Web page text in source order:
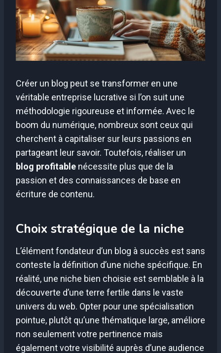
Créer un blog peut se transformer en une
véritable entreprise lucrative si l’on suit une
méthodologie rigoureuse et informée. Avec le
boom du numérique, nombreux sont ceux qui
cherchent à capitaliser sur leurs passions en
partageant leur savoir. Toutefois, réaliser un
blog profitable nécessite plus que de la
passion et des connaissances de base en
écriture de contenu.
Choix stratégique de la niche
L’élément fondateur d’un blog à succès est sans
conteste la définition d’une niche spécifique. En
réalité, une niche bien choisie est semblable à la
découverte d’une terre fertile dans le vaste
univers du web. Opter pour une spécialisation
pointue, plutôt qu’une thématique large, améliore
non seulement votre pertinence mais
également votre visibilité auprès d’une audience